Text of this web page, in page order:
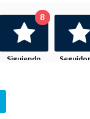
Siguiendo
8